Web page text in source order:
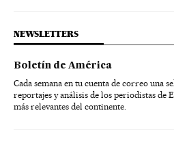
NEWSLETTERS
Boletín de América
Cada semana en tu cuenta de correo una
reportajes y análisis de los periodistas de
más relevantes del continente.